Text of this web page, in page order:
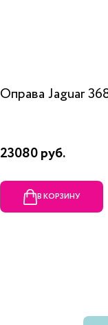
Оправа Jaguar
23080 руб.
В КОРЗИНУ